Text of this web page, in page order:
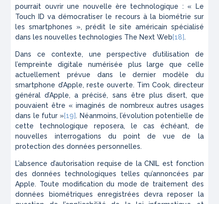
pourrait ouvrir une nouvelle ère technologique : « Le
Touch ID va démocratiser le recours à la biométrie sur
les smartphones », prédit le site américain spécialisé
dans les nouvelles technologies The Next Web[18].
Dans ce contexte, une perspective d’utilisation de
l’empreinte digitale numérisée plus large que celle
actuellement prévue dans le dernier modèle du
smartphone d’Apple, reste ouverte. Tim Cook, directeur
général d’Apple, a précisé, sans être plus disert, que
pouvaient être « imaginés de nombreux autres usages
dans le futur »[19]. Néanmoins, l’évolution potentielle de
cette technologique reposera, le cas échéant, de
nouvelles interrogations du point de vue de la
protection des données personnelles.
L’absence d’autorisation requise de la CNIL est fonction
des données technologiques telles qu’annoncées par
Apple. Toute modification du mode de traitement des
données biométriques enregistrées devra reposer la